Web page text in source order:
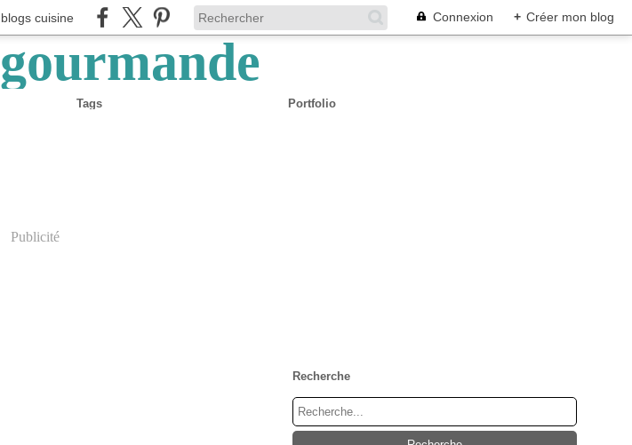
cuisine Connexion + Créer mon blog
Tags Portfolio
Publicité
Recherche